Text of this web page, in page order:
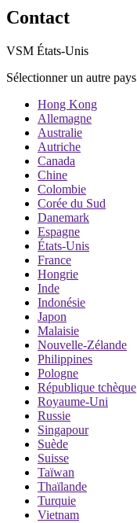
Contact
VSM États-Unis
Sélectionner un autre pays
Hong Kong
Allemagne
Australie
Autriche
Canada
Chine
Colombie
Corée du Sud
Danemark
Espagne
États-Unis
France
Hongrie
Inde
Indonésie
Japon
Malaisie
Nouvelle-Zélande
Philippines
Pologne
République tchèque
Royaume-Uni
Russie
Singapour
Suède
Suisse
Taïwan
Thaïlande
Turquie
Vietnam